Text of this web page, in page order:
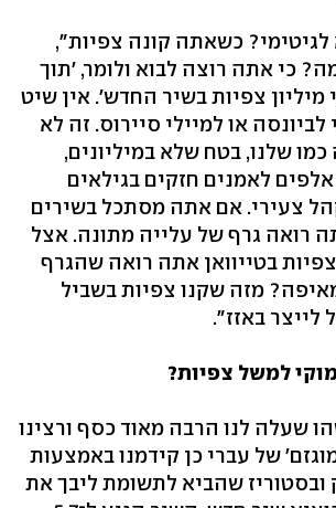
כשאתה קונה צפיות",
כי אתה רוצה לבוא ולומר, 'תוך
צפיות בשיר החדש'. אין שיט
או למיילי סיירוס. זה לא
שלנו, בטח שלא במיליונים,
לאמנים חזקים בגילאים
צעירי. אם אתה מסתכל בשירים
רואה גרף של עלייה מתונה. אצל
בטייוואן אתה רואה שהגרף
מזה שקנו צפיות בשביל
לייצר באזז".
למשל צפיות?
שעלה לנו הרבה מאוד כסף ורצינו
של עברי כן קידמנו באמצעות
ובסטוריז שהביא לתשומת ליבך את